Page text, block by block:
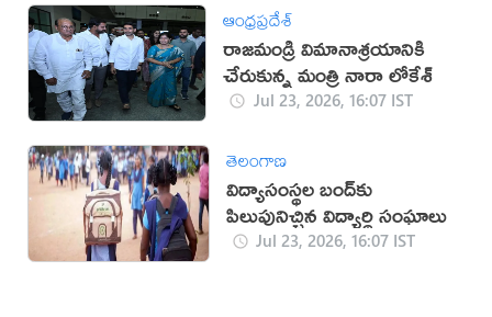
ఆంధ్రప్రదేశ్
రాజమండ్రి విమానాశ్రయానికి
చేరుకున్న మంత్రి నారా లోకేశ్
Jul 23, 2026, 16:07 IST
తెలంగాణ
విద్యాసంస్థల బంద్‌కు
పిలుపునిచ్చిన విద్యార్థి సంఘాలు
Jul 23, 2026, 16:07 IST